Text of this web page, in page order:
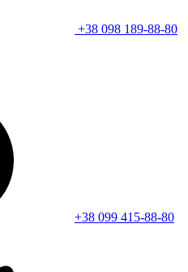
+38 098 189-88-80
+38 099 415-88-80